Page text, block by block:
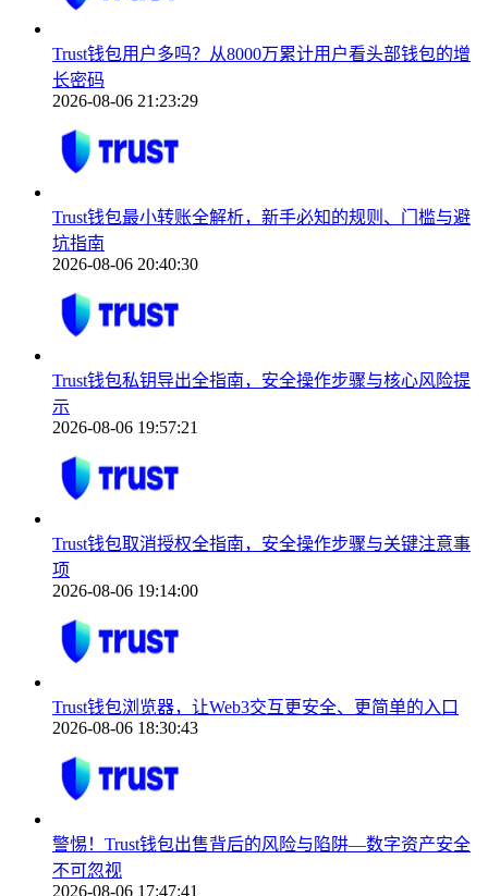
Trust钱包用户多吗？从8000万累计用户看头部钱包的增
长密码
2026-08-06 21:23:29
Trust钱包最小转账全解析，新手必知的规则、门槛与避
坑指南
2026-08-06 20:40:30
Trust钱包私钥导出全指南，安全操作步骤与核心风险提
示
2026-08-06 19:57:21
Trust钱包取消授权全指南，安全操作步骤与关键注意事
项
2026-08-06 19:14:00
Trust钱包浏览器，让Web3交互更安全、更简单的入口
2026-08-06 18:30:43
警惕！Trust钱包出售背后的风险与陷阱—数字资产安全
不可忽视
2026-08-06 17:47:41